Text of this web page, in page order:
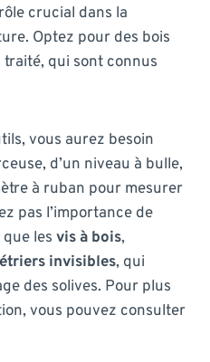
crucial dans la
Optez pour des bois
qui sont connus
vous aurez besoin
d’un niveau à bulle,
à ruban pour mesurer
pas l’importance de
les vis à bois,
étriers invisibles, qui
des solives. Pour plus
vous pouvez consulter